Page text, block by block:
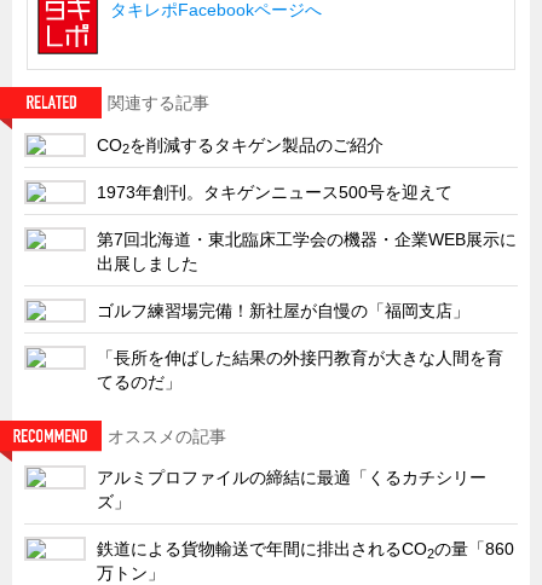
二次電池関連
EV・PHEV充電器関連
再生可能エネルギー
農業関連
半導体製造装置関連
共同溝・無電柱化関連
サーバーラック・エンクロジャー
特装車・バス・トラック関連
フリーザー・フードマシナリー関連
自動販売機・自動改札機関連
CATEGORY
営業、丸ごとフカボリ
Before After
タキレポFacebookページへ
関連する記事
CO2を削減するタキゲン製品のご紹介
1973年創刊。タキゲンニュース500号を迎えて
第7回北海道・東北臨床工学会の機器・企業WEB展示に
出展しました
ゴルフ練習場完備！新社屋が自慢の「福岡支店」
「長所を伸ばした結果の外接円教育が大きな人間を育
てるのだ」
オススメの記事
アルミプロファイルの締結に最適「くるカチシリー
ズ」
鉄道による貨物輸送で年間に排出されるCO2の量「860
万トン」